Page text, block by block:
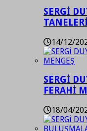
SERGİ
14/12/
SERGİ
FERAHİ
18/04/